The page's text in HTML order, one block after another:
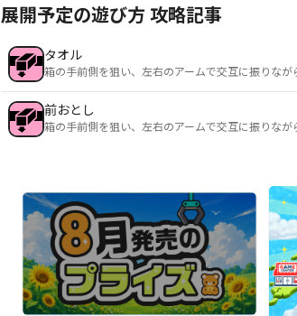
展開予定の遊び方 攻略記事
タオル
箱の手前側を狙い、左右のアームで交互に振りなが
前おとし
箱の手前側を狙い、左右のアームで交互に振りなが